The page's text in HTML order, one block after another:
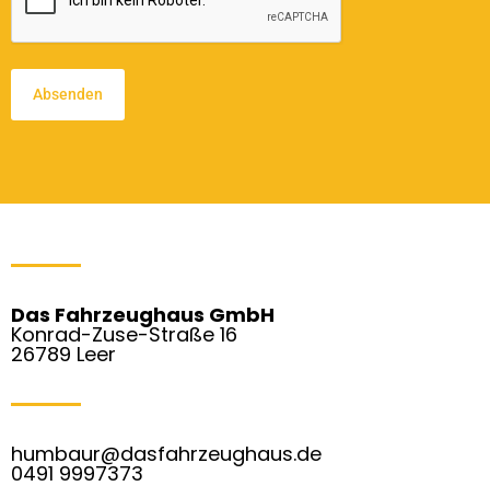
Das Fahrzeughaus GmbH
Konrad-Zuse-Straße 16
26789 Leer
humbaur@dasfahrzeughaus.de
0491 9997373